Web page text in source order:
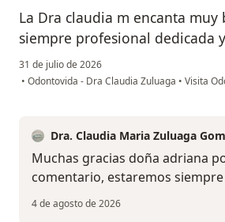
La Dra claudia m encanta
siempre profesional dedicada
31 de julio de 2026
• Odontovida - Dra Claudia Zuluaga • Visita
Dra. Claudia Maria Zuluaga
Muchas gracias doña adriana
comentario, estaremos
4 de agosto de 2026